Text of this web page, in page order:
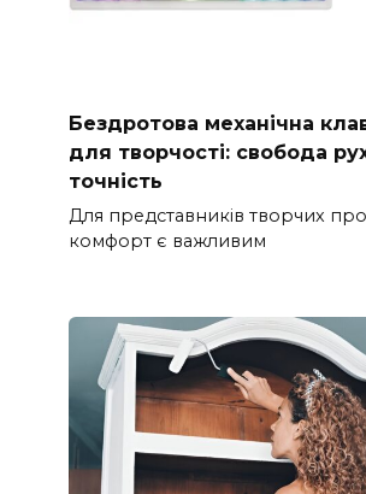
Бездротова механічна
для творчості: свобода
точність
Для представників творчих
комфорт є важливим